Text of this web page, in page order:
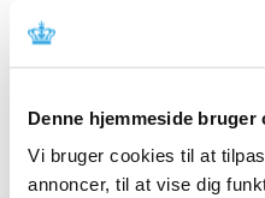
Denne hjemmeside bruger
Vi bruger cookies til at
annoncer, til at vise dig
oktober 2017
|20. september 2017
godkendelsesafdeling
Vagtapoteker og